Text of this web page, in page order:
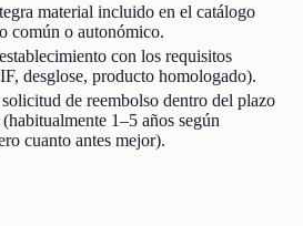
material incluido en el catálogo
común o autonómico.
con los requisitos
desglose, producto homologado).
solicitud de reembolso dentro del plazo
1–5 años según
cuanto antes mejor).